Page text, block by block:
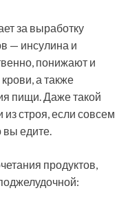
за выработку
— инсулина и
понижают и
а также
пищи. Даже такой
строя, если совсем
вы едите.
продуктов,